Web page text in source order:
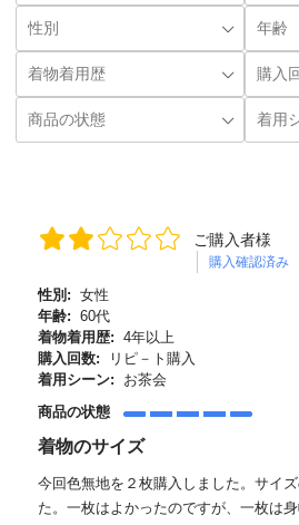
ご購入者様
購入確認済み
性別: 女性
年齢: 60代
着物着用歴: 4年以上
購入回数:
リピ－ト購入
着用シーン:
お茶会
商品の状態
着物のサイズ
今回色無地を２枚購入しました。サイ
た。一枚はよかったのですが、一枚は